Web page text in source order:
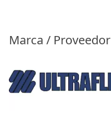
Marca / Proveedor